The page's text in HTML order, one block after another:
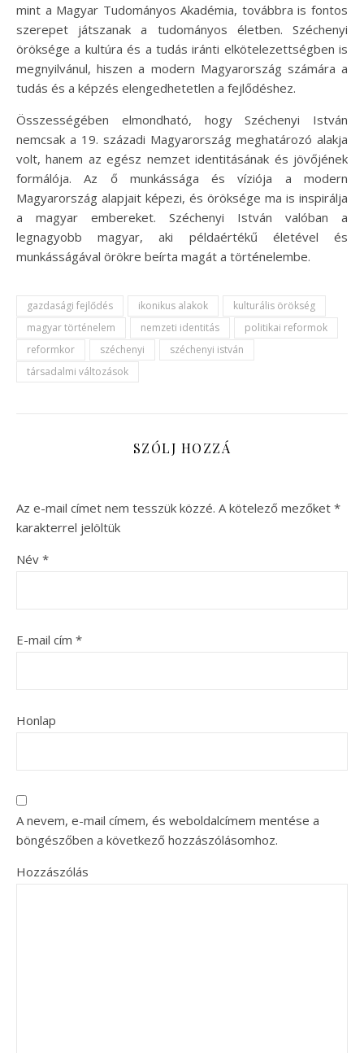
mint a Magyar Tudományos Akadémia, továbbra is fontos
szerepet játszanak a tudományos életben. Széchenyi
öröksége a kultúra és a tudás iránti elkötelezettségben is
megnyilvánul, hiszen a modern Magyarország számára a
tudás és a képzés elengedhetetlen a fejlődéshez.
Összességében elmondható, hogy Széchenyi István
nemcsak a 19. századi Magyarország meghatározó alakja
volt, hanem az egész nemzet identitásának és jövőjének
formálója. Az ő munkássága és víziója a modern
Magyarország alapjait képezi, és öröksége ma is inspirálja
a magyar embereket. Széchenyi István valóban a
legnagyobb magyar, aki példaértékű életével és
munkásságával örökre beírta magát a történelembe.
gazdasági fejlődés ikonikus alakok
kulturális örökség
magyar történelem
nemzeti identitás
politikai reformok
reformkor
széchenyi
széchenyi istván
társadalmi változások
SZÓLJ HOZZÁ
Az e-mail címet nem tesszük közzé. A kötelező mezőket *
karakterrel jelöltük
Név *
E-mail cím *
Honlap
A nevem, e-mail címem, és weboldalcímem mentése a
böngészőben a következő hozzászólásomhoz.
Hozzászólás